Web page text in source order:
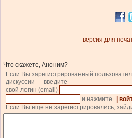
версия для
Что скажете, Аноним?
Если Вы зарегистрированный
дискуссии — введите
свой логин (email)
и нажмите
|
Если Вы еще не зарегистрировались,